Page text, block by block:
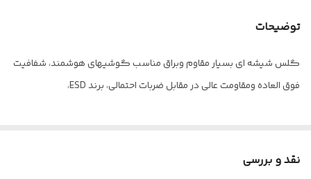
سایز فول صفحه
توضیحات
گلس شیشه ای بسیار مقاوم وبراق مناسب گوشیهای هوشمند، شفافیت
فوق العاده ومقاومت عالی در مقابل ضربات احتمالی، برند ESD،
نقد و بررسی